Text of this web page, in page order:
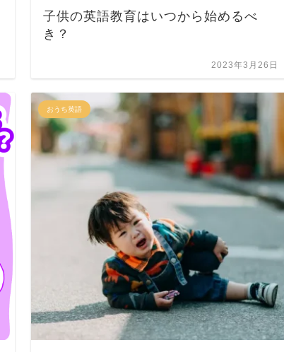
子供の英語教育はいつから始めるべ
き？
2023年3月26日
おうち英語